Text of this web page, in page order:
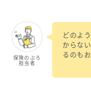
保険のぷろ
担当者
どのよ
からな
るのも